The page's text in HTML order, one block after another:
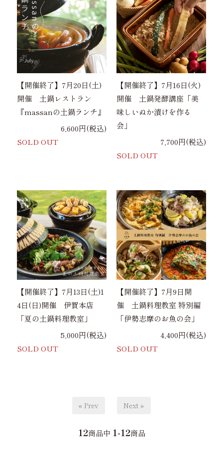
【開催終了】7月20日(土)
開催 土鍋レストラン
『massanの土鍋ランチ』
6,600円(税込)
SOLD OUT
【開催終了】7月16日(火)
開催 土鍋発酵講座「美
味しいぬか漬けを作る
会」
7,700円(税込)
SOLD OUT
【開催終了】7月13日(土)1
4日(日)開催 伊賀本店
「夏の土鍋料理教室」
5,000円(税込)
SOLD OUT
【開催終了】7月9日開
催 土鍋料理教室 特別編
「伊勢志摩のお魚の会」
4,400円(税込)
SOLD OUT
« Prev Next »
12商品中 1-12商品